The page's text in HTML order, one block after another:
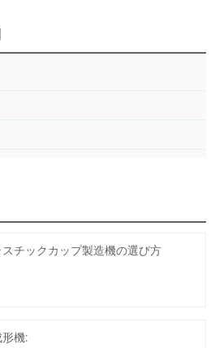
チックカップ製造機の選び方
機: